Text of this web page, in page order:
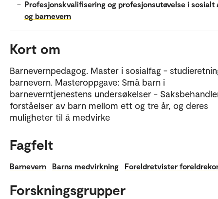
– Profesjonskvalifisering og profesjonsutøvelse i sosialt
og barnevern
Kort om
Barnevernpedagog. Master i sosialfag -
barnevern. Masteroppgave: Små barn i
barneverntjenestens undersøkelser -
forståelser av barn mellom ett og tre år, og deres
muligheter til å medvirke
Fagfelt
Barnevern Barns medvirkning Foreldretvister
Forskningsgrupper